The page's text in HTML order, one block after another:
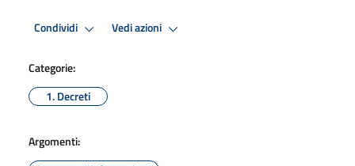
Condividi Vedi azioni
Categorie:
1. Decreti
Argomenti: